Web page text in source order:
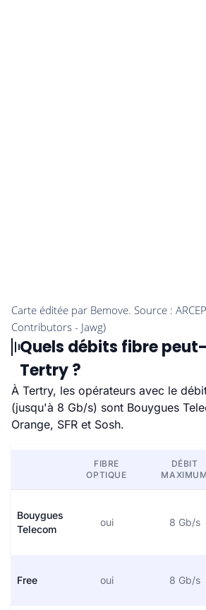
Quels débits fibre
Tertry ?
À Tertry, les opérateurs avec le
(jusqu'à 8 Gb/s) sont Bouygues
Orange, SFR et Sosh.
FIBRE
OPTIQUE
DÉBIT
MAXIMUM
Bouygues
Telecom
oui 8 Gb/s
Free oui 8 Gb/s